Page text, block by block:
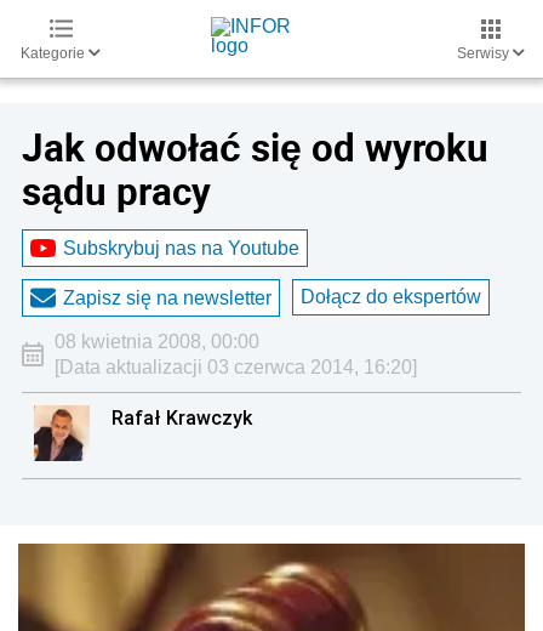
Kategorie Serwisy
Jak odwołać się od wyroku
sądu pracy
Subskrybuj nas na Youtube
Zapisz się na newsletter Dołącz do ekspertów
08 kwietnia 2008, 00:00
[Data aktualizacji 03 czerwca 2014, 16:20]
Rafał Krawczyk